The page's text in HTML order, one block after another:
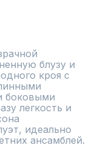
блузу и
кроя с
боковыми
легкость и
идеально
ансамблей.